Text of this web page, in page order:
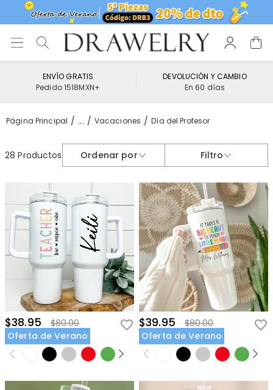
ENVÍO GRATIS
Pedido 1518MXN+
DEVOLUCIÓN Y CAMBIO
En 60 días
Página Principal ... Vacaciones Día del Profesor
28 Productos Ordenar por Filtro
$38.95
$80.00
Oferta de Verano
$39.95
$80.00
Oferta de Verano